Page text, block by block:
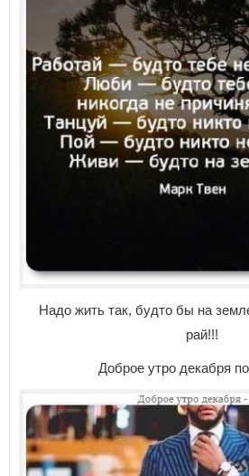
Надо жить так, будто бы на
рай!!!
Доброе утро декабря